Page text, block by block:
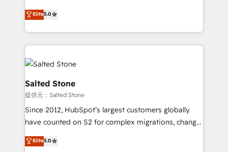
bridge the gap where most agencies fall short by
combining GTM strategy with technical execution to
solve the right problem with the right solution. As the
only firm in the world to hold Elite Partner
Accreditations with both HubSpot and Clay, our
clients gain a unique advantage in CRM architecture,
pipeline generation, data intelligence, and go-to-
market execution. Why B2B Businesses Choose RP: -
Secure: Soc2 compliant 🛡️ - Pricing: Implementations
starting at $1,5k 💵 - Speed: Launch in 14 days ⚡ -
Scale: Fastest tiering Elite HubSpot Partner 🪴 -
Elite5.0
Salted Stone
提供元：Salted Stone
Since 2012, HubSpot’s largest customers globally
have counted on S2 for complex migrations, change
management, systems integration, and creative
solutions that deliver measurable impact and
Elite5.0